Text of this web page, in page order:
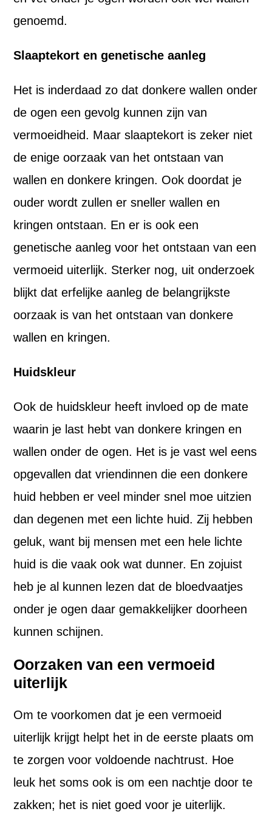
genoemd.
Slaaptekort en genetische aanleg
Het is inderdaad zo dat donkere wallen onder
de ogen een gevolg kunnen zijn van
vermoeidheid. Maar slaaptekort is zeker niet
de enige oorzaak van het ontstaan van
wallen en donkere kringen. Ook doordat je
ouder wordt zullen er sneller wallen en
kringen ontstaan. En er is ook een
genetische aanleg voor het ontstaan van een
vermoeid uiterlijk. Sterker nog, uit onderzoek
blijkt dat erfelijke aanleg de belangrijkste
oorzaak is van het ontstaan van donkere
wallen en kringen.
Huidskleur
Ook de huidskleur heeft invloed op de mate
waarin je last hebt van donkere kringen en
wallen onder de ogen. Het is je vast wel eens
opgevallen dat vriendinnen die een donkere
huid hebben er veel minder snel moe uitzien
dan degenen met een lichte huid. Zij hebben
geluk, want bij mensen met een hele lichte
huid is die vaak ook wat dunner. En zojuist
heb je al kunnen lezen dat de bloedvaatjes
onder je ogen daar gemakkelijker doorheen
kunnen schijnen.
Oorzaken van een vermoeid
uiterlijk
Om te voorkomen dat je een vermoeid
uiterlijk krijgt helpt het in de eerste plaats om
te zorgen voor voldoende nachtrust. Hoe
leuk het soms ook is om een nachtje door te
zakken; het is niet goed voor je uiterlijk.